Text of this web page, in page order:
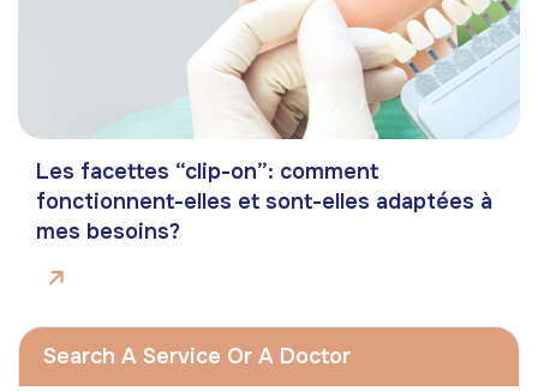
Les facettes “clip-on”: comment
fonctionnent-elles et sont-elles adaptées à
mes besoins?
Search A Service Or A Doctor